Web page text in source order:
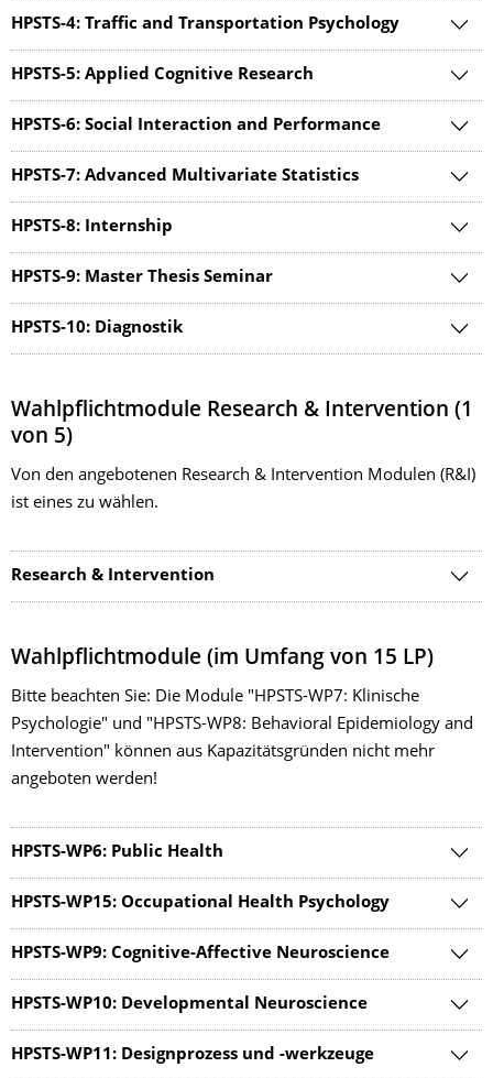
HPSTS-4: Traffic and Transportation Psychology
HPSTS-5: Applied Cognitive Research
HPSTS-6: Social Interaction and Performance
HPSTS-7: Advanced Multivariate Statistics
HPSTS-8: Internship
HPSTS-9: Master Thesis Seminar
HPSTS-10: Diagnostik
Wahlpflichtmodule Research & Intervention (1
von 5)
Von den angebotenen Research & Intervention Modulen (R&I)
ist eines zu wählen.
Research & Intervention
Wahlpflichtmodule (im Umfang von 15 LP)
Bitte beachten Sie: Die Module "HPSTS-WP7: Klinische
Psychologie" und "HPSTS-WP8: Behavioral Epidemiology and
Intervention" können aus Kapazitätsgründen nicht mehr
angeboten werden!
HPSTS-WP6: Public Health
HPSTS-WP15: Occupational Health Psychology
HPSTS-WP9: Cognitive-Affective Neuroscience
HPSTS-WP10: Developmental Neuroscience
HPSTS-WP11: Designprozess und -werkzeuge